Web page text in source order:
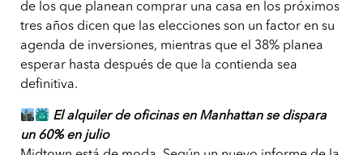
de los que planean comprar una casa en los próximos
tres años dicen que las elecciones son un factor en su
agenda de inversiones, mientras que el 38% planea
esperar hasta después de que la contienda sea
definitiva.
El alquiler de oficinas en Manhattan se dispara
un 60% en julio